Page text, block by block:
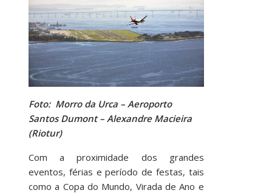
Foto: Morro da Urca – Aeroporto
Santos Dumont – Alexandre Macieira
(Riotur)
Com a proximidade dos grandes
eventos, férias e período de festas, tais
como a Copa do Mundo, Virada de Ano e